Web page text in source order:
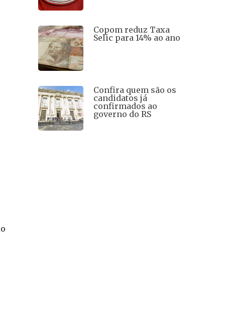
Copom reduz Taxa
Selic para 14% ao ano
Confira quem são os
candidatos já
confirmados ao
governo do RS